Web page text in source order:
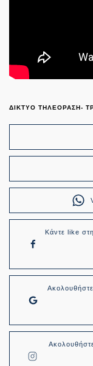
ΔΙΚΤΥΟ ΤΗΛΕΟΡΑΣΗ-
Κάντε like